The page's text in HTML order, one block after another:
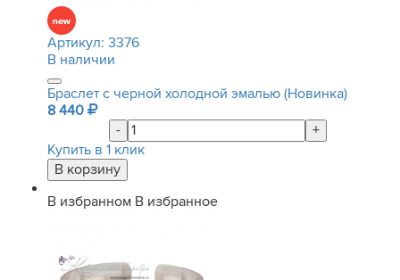
Артикул: 3376
В наличии
Браслет с черной холодной эмалью (Новинка)
8 440
-
+
Купить в 1 клик
В избранном В избранное